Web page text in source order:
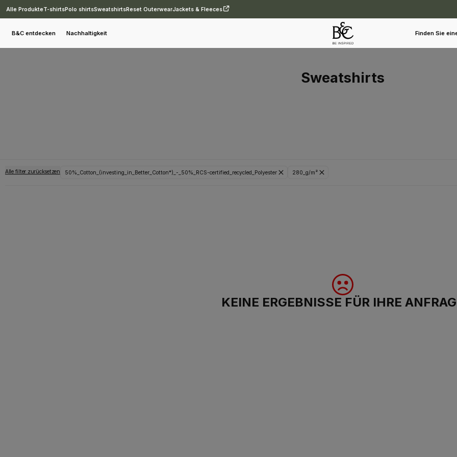
Alle ProdukteT-shirtsPolo shirtsSweatshirtsReset OuterwearJackets & Fleeces
B&C entdecken Nachhaltigkeit Finden Sie
Sweatshirts
Alle filter zurücksetzen 50%_Cotton_(investing_in_Better_Cotton*)_-_50%_RCS-certified_recycled_Polyester 280_g/m²
KEINE ERGEBNISSE FÜR IHRE